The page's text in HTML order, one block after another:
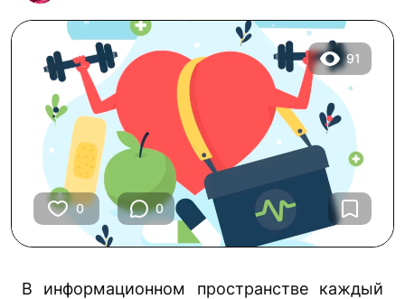
91
0 0
В информационном пространстве каждый